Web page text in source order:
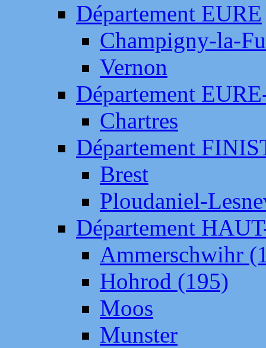
Département EURE
Champigny-la-
Vernon
Département
Chartres
Département
Brest
Ploudaniel-
Département
Ammerschwihr
Hohrod (195)
Moos
Munster